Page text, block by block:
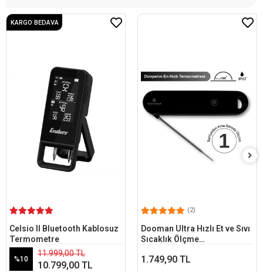
KARGO BEDAVA
Celsio II Bluetooth Kablosuz
Termometre
%10
11.999,00 TL
10.799,00 TL
(2)
Dooman Ultra Hızlı Et ve Sıvı
Sıcaklık Ölçme
1.749,90 TL